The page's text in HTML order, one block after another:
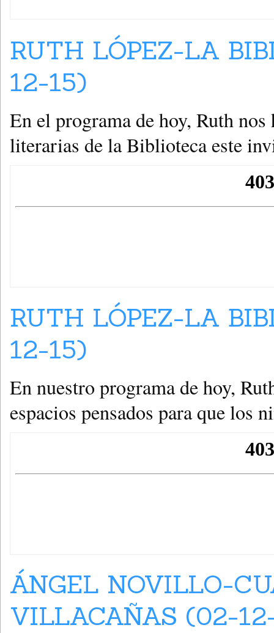
RUTH LÓPEZ-LA
12-15)
En el programa de hoy, Ruth
literarias de la Biblioteca este
RUTH LÓPEZ-LA
12-15)
En nuestro programa de hoy,
espacios pensados para que los
ÁNGEL NOVILLO-
VILLACAÑAS (02-